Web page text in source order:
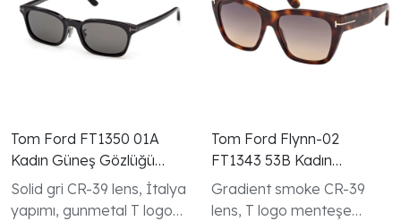
Tom Ford FT1350 01A
Kadın Güneş Gözlüğü
Siyah Rectangular
Solid gri CR-39 lens, İtalya
yapımı, gunmetal T logo
Tom Ford Flynn-02
FT1343 53B Kadın
Butterfly Güneş Gözlüğü
Havana
Gradient smoke CR-39
lens, T logo menteşe